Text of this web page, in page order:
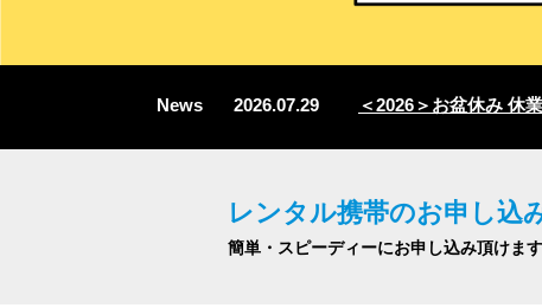
News 2026.07.29 ＜2026＞お盆休み 休
レンタル携帯のお申し込
簡単・スピーディーにお申し込み頂けます